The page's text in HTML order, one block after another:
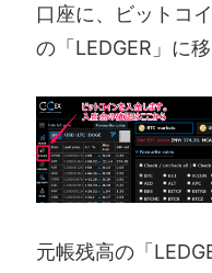
口座に、ビットコ
の「LEDGER」に移
元帳残高の「